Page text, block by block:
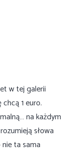
w tej galerii
1 euro.
na każdym
słowa
ta sama